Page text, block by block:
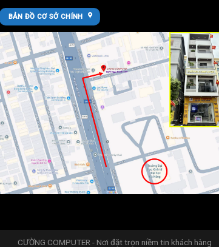
BẢN ĐỒ CƠ SỞ CHÍNH
CƯỜNG COMPUTER - Nơi đặt trọn niềm tin khách hàng